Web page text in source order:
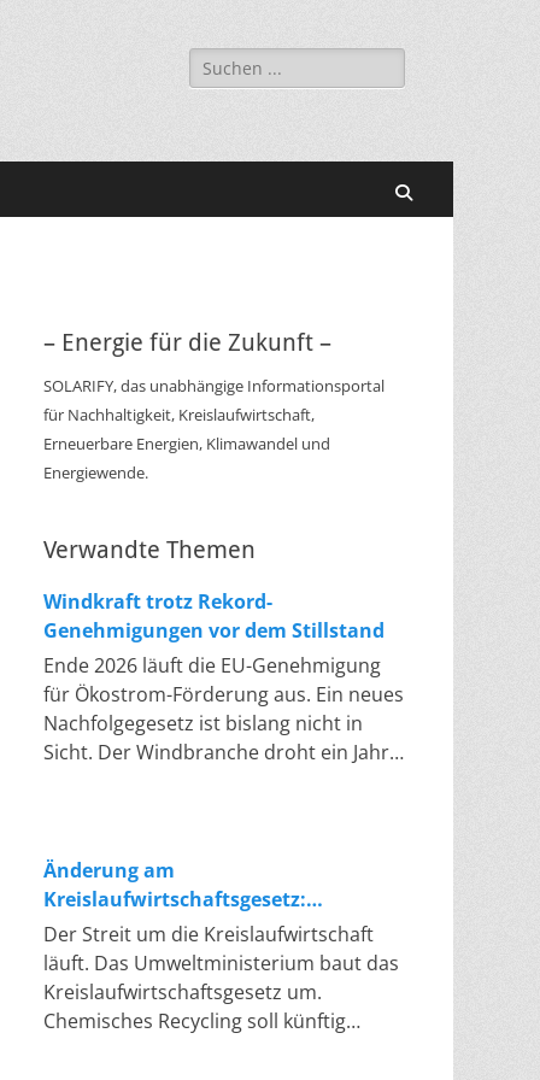
Suchen
nach:
– Energie für die Zukunft –
SOLARIFY, das unabhängige Informationsportal
für Nachhaltigkeit, Kreislaufwirtschaft,
Erneuerbare Energien, Klimawandel und
Energiewende.
Verwandte Themen
Windkraft trotz Rekord-
Genehmigungen vor dem Stillstand
Ende 2026 läuft die EU-Genehmigung
für Ökostrom-Förderung aus. Ein neues
Nachfolgegesetz ist bislang nicht in
Sicht. Der Windbranche droht ein Jahr,
Problem hat die Politik tatsächlich
gelöst, die Verfahren laufen heute
deutlich schneller. Die Halbjahresbilanz
der Branche bestätigt dieses Muster:
So viele Windräder wie nie zuvor
wurden genehmigt, doch im ersten
Halbjahr gingen netto nur rund zwei
Änderung am
Kreislaufwirtschaftsgesetz:
Chemisches Recycling soll Lücke
füllen
Der Streit um die Kreislaufwirtschaft
läuft. Das Umweltministerium baut das
Kreislaufwirtschaftsgesetz um.
Chemisches Recycling soll künftig